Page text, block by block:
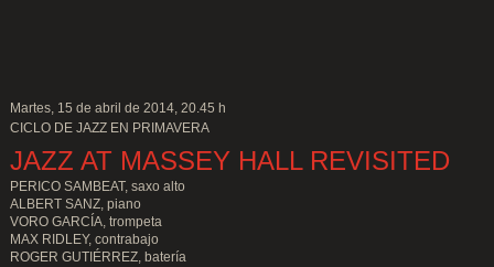
Martes, 15 de abril de 2014, 20.45 h
CICLO DE JAZZ EN PRIMAVERA
JAZZ AT MASSEY HALL REVISITED
PERICO SAMBEAT, saxo alto
ALBERT SANZ, piano
VORO GARCÍA, trompeta
MAX RIDLEY, contrabajo
ROGER GUTIÉRREZ, batería